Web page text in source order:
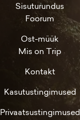
Sisuturundus
Foorum
Ost-müük
Mis on Trip
Kontakt
Kasutustingimused
Privaatsustingimused